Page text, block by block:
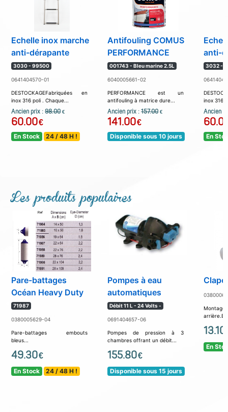
Echelle inox marche
anti-dérapante
3030 - 99500
0641404570-01
DESTOCKAGEFabriquées en
inox 316 poli . Chaque...
Ancien prix : 98.00 €
60.00€
En Stock 24 / 48 H !
Antifouling COMUS
PERFORMANCE
001743 - Bleu marine 2.5L
6040005661-02
PERFORMANCE est un
antifouling à matrice dure...
Ancien prix : 157.00 €
141.00€
Disponible sous 10 jours
anti-
3032 -
inox 316
Ancien
En
Les produits populaires
Pare-battages
Océan Heavy Duty
71987
0380005629-04
Pare-battages embouts
bleus...
49.30€
En Stock 24 / 48 H !
Pompes à eau
automatiques
Débit 11 L - 24 Volts -
0691404657-06
Pompes de pression à 3
chambres offrant un débit...
155.80€
Disponible sous 15 jours
13.10
En